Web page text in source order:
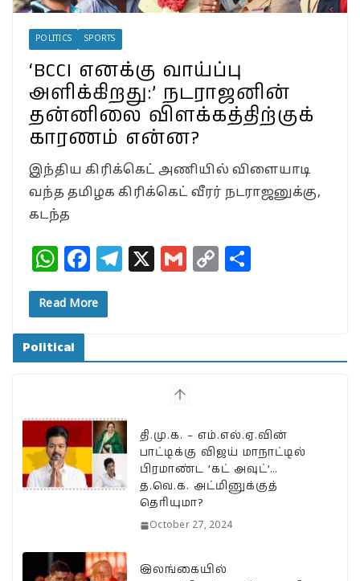
POLITICS SPORTS
‘BCCI எனக்கு வாய்ப்பு
அளிக்கிறது:’ நடராஜனின்
தன்னிலை விளக்கத்திற்குக்
காரணம் என்ன?
இந்திய கிரிக்கெட் அணியில் விளையாடி
வந்த தமிழக கிரிக்கெட் வீரர் நடராஜனுக்கு,
கடந்த
W
h
at
s
A
p
F
a
c
b
o
k
T
ra
X
G
C
Li e
Read More
Political
தி.மு.க. – எம்.எல்.ஏ.வின்
பாட்டிக்கு விஜய் மாநாட்டில்
பிரமாண்ட ’கட் அவுட்’…
த.வெ.க. அட்மினுக்குத்
தெரியுமா?
October 27, 2024
இலங்கையில்